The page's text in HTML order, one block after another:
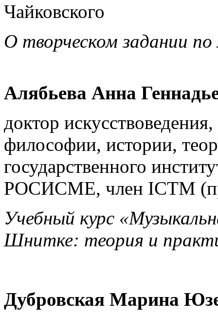
Чайковского
О творческом задании по
Алябьева Анна
доктор
философии, истории,
государственного
РОСИСМЕ, член ICTM
Учебный курс
Шнитке: теория и
Дубровская Марина